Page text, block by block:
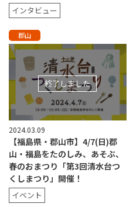
インタビュー
郡山
終了しました
2024.03.09
【福島県・郡山市】4/7(日)郡
山・福島をたのしみ、あそぶ、
春のおまつり「第3回清水台つ
くしまつり」開催！
イベント